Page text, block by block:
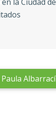
la Ciudad